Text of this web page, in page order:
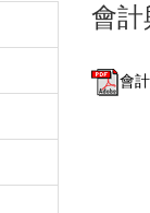
會計
會